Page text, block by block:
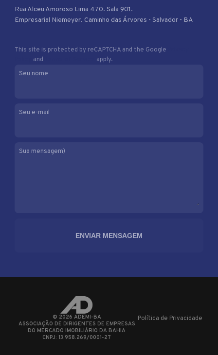
Rua Alceu Amoroso Lima 470. Sala 901.
Empresarial Niemeyer. Caminho das Árvores - Salvador - BA
This site is protected by reCAPTCHA and the Google
and
apply.
Seu nome
Seu e-mail
Sua mensagem)
© 2026 ADEMI-BA
ASSOCIAÇÃO DE DIRIGENTES DE EMPRESAS
DO MERCADO IMOBILIÁRIO DA BAHIA
CNPJ: 13.958.269/0001-27
Política de Privacidade